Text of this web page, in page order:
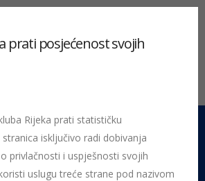
Centrala
- 16:00
prati posjećenost svojih
Rijeka prati statističku
isključivo radi dobivanja
privlačnosti i uspješnosti svojih
uslugu treće strane pod nazivom